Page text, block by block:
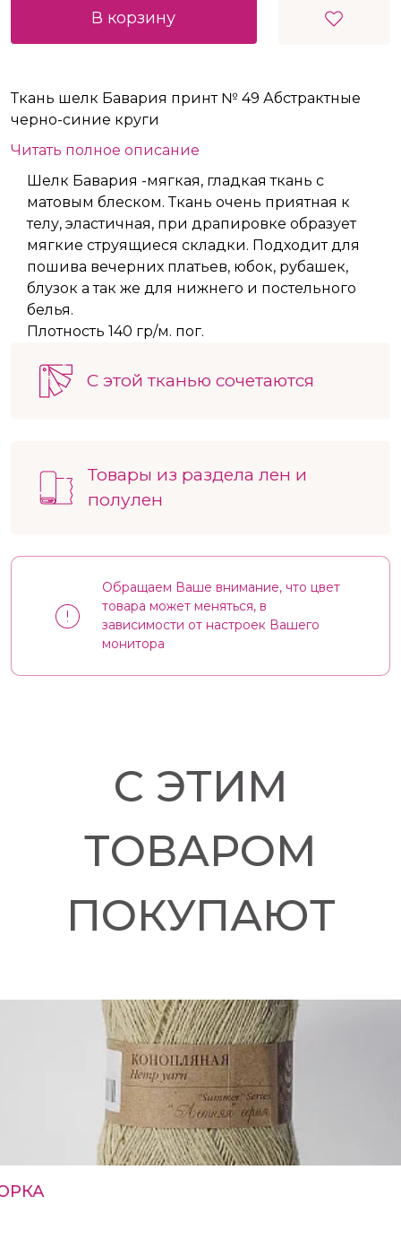
В корзину
Ткань шелк Бавария принт № 49 Абстрактные
черно-синие круги
Читать полное описание
Шелк Бавария -мягкая, гладкая ткань с
матовым блеском. Ткань очень приятная к
телу, эластичная, при драпировке образует
мягкие струящиеся складки. Подходит для
пошива вечерних платьев, юбок, рубашек,
блузок а так же для нижнего и постельного
белья.
Плотность 140 гр/м. пог.
С этой тканью сочетаются
Товары из раздела лен и
полулен
Обращаем Ваше внимание, что цвет
товара может меняться, в
зависимости от настроек Вашего
монитора
С ЭТИМ
ТОВАРОМ
ПОКУПАЮТ